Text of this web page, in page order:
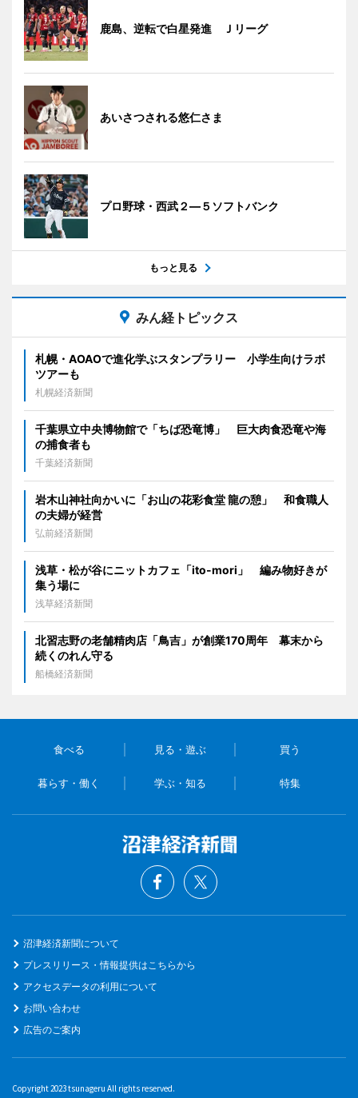
鹿島、逆転で白星発進 Ｊリーグ
あいさつされる悠仁さま
プロ野球・西武２―５ソフトバンク
もっと見る
みん経トピックス
札幌・AOAOで進化学ぶスタンプラリー 小学生向けラボ
ツアーも
札幌経済新聞
千葉県立中央博物館で「ちば恐竜博」 巨大肉食恐竜や海
の捕食者も
千葉経済新聞
岩木山神社向かいに「お山の花彩食堂 龍の憩」 和食職人
の夫婦が経営
弘前経済新聞
浅草・松が谷にニットカフェ「ito-mori」 編み物好きが
集う場に
浅草経済新聞
北習志野の老舗精肉店「鳥吉」が創業170周年 幕末から
続くのれん守る
船橋経済新聞
食べる 見る・遊ぶ 買う
暮らす・働く 学ぶ・知る 特集
沼津経済新聞について
プレスリリース・情報提供はこちらから
アクセスデータの利用について
お問い合わせ
広告のご案内
Copyright 2023 tsunageru All rights reserved.